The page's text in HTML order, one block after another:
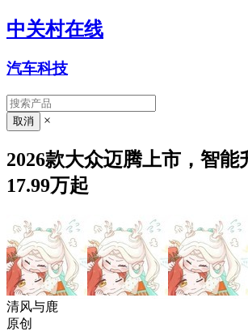
中关村在线
汽车科技
×
2026款大众迈腾上市，智能
17.99万起
清风与鹿
原创